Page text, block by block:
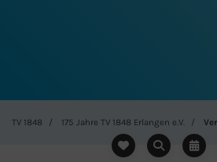
TV 1848 175 Jahre TV 1848 Erlangen e.V.